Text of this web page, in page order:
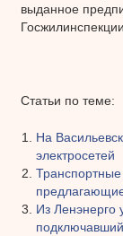
выданное
Госжилинспекции.
Статьи по теме:
На
электросетей
Транспортные
Из Ленэнерго